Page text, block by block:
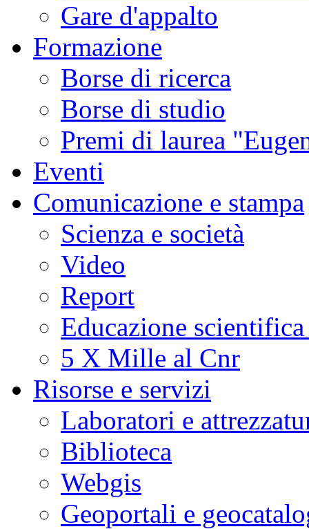
Gare d'appalto
Formazione
Borse di ricerca
Borse di studio
Premi di laurea
Eventi
Comunicazione e stampa
Scienza e società
Video
Report
Educazione
5 X Mille al Cnr
Risorse e servizi
Laboratori e
Biblioteca
Webgis
Geoportali e